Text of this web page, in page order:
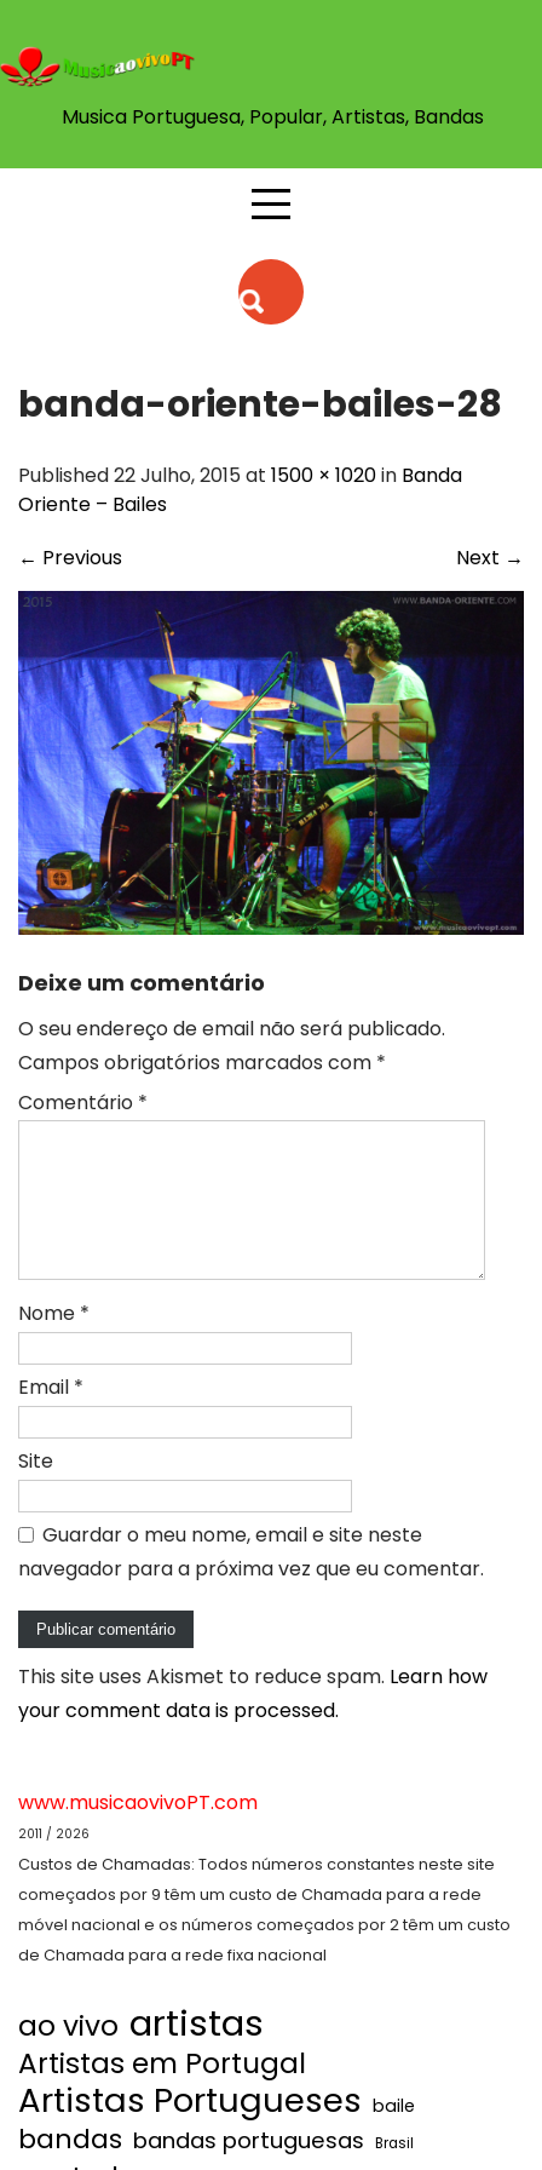
content
Musica Portuguesa, Popular, Artistas, Bandas
banda-oriente-bailes-28
Published 22 Julho, 2015 at 1500 × 1020in Banda
Oriente – Bailes
← Previous Next →
Deixe um comentário
O seu endereço de email não será publicado.
Campos obrigatórios marcados com *
Comentário *
Nome *
Email *
Site
Guardar o meu nome, email e site neste
navegador para a próxima vez que eu comentar.
This site uses Akismet to reduce spam. Learn how
your comment data is processed.
www.musicaovivoPT.com
2011 / 2026
Custos de Chamadas: Todos números constantes neste site
começados por 9 têm um custo de Chamada para a rede
móvel nacional e os números começados por 2 têm um custo
de Chamada para a rede fixa nacional
ao vivo artistas
Artistas em Portugal
Artistas Portugueses baile
bandas bandas portuguesas Brasil